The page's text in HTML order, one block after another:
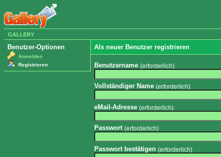
GALLERY
Benutzer-Optionen
Anmelden
Registrieren
Als neuer Benutzer registrieren
Benutzername (erforderlich)
Vollständiger Name (erforderlich)
eMail-Adresse (erforderlich)
Passwort (erforderlich)
Passwort bestätigen (erforderlich)